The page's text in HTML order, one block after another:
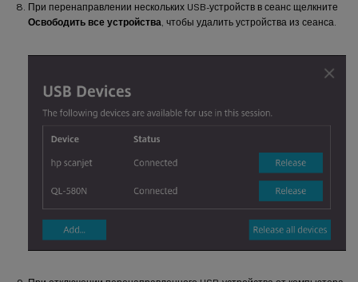
При перенаправлении нескольких USB-устройств в сеанс щелкните
Освободить все устройства , чтобы удалить устройства из сеанса.